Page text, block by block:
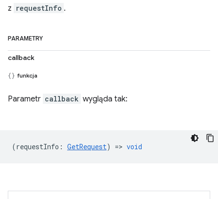
z requestInfo .
PARAMETRY
callback
funkcja
Parametr callback wygląda tak:
(requestInfo : GetRequest) => void